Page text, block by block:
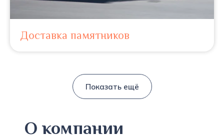
Доставка памятников
Показать ещё
О компании